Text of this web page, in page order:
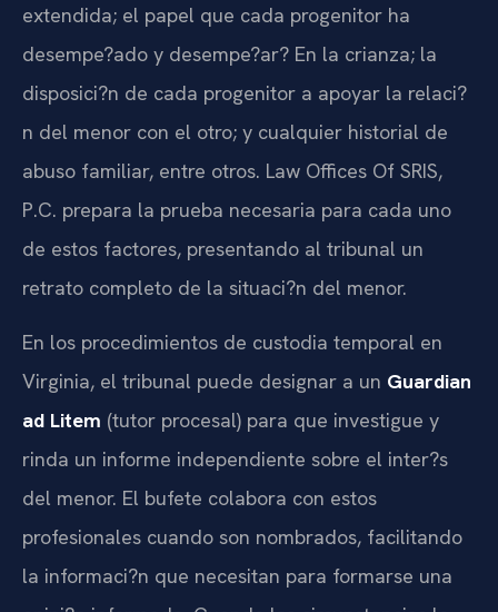
extendida; el papel que cada progenitor ha
desempe?ado y desempe?ar? En la crianza; la
disposici?n de cada progenitor a apoyar la relaci?
n del menor con el otro; y cualquier historial de
abuso familiar, entre otros. Law Offices Of SRIS,
P.C. prepara la prueba necesaria para cada uno
de estos factores, presentando al tribunal un
retrato completo de la situaci?n del menor.
En los procedimientos de custodia temporal en
Virginia, el tribunal puede designar a un Guardian
ad Litem (tutor procesal) para que investigue y
rinda un informe independiente sobre el inter?s
del menor. El bufete colabora con estos
profesionales cuando son nombrados, facilitando
la informaci?n que necesitan para formarse una